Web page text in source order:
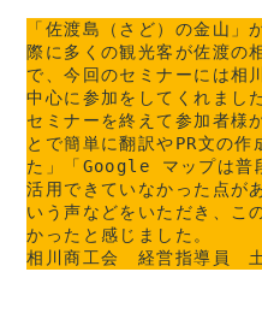
「佐渡島（さど）の金山」
際に多くの観光客が佐渡の
で、今回のセミナーには相
中心に参加をしてくれました
セミナーを終えて参加者様
とで簡単に翻訳やPR文の
た」「Google マップは普
活用できていなかった点が
いう声などをいただき、こ
かったと感じました。
相川商工会　経営指導員　